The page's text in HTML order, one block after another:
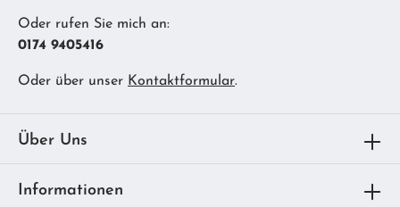
Oder rufen Sie mich an:
0174 9405416
Oder über unser Kontaktformular.
Über Uns
Informationen